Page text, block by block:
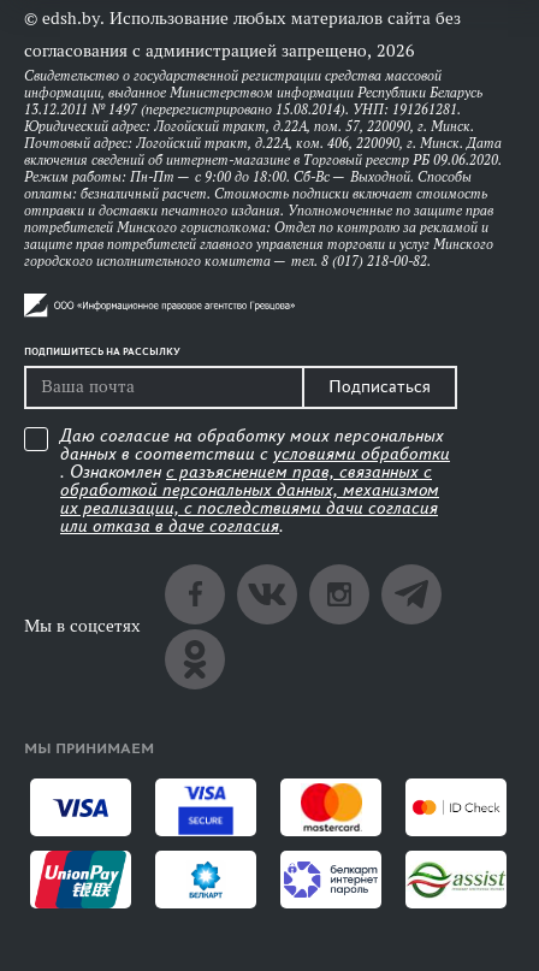
© edsh.by. Использование любых материалов сайта без
согласования с администрацией запрещено, 2026
Свидетельство о государственной регистрации средства массовой
информации, выданное Министерством информации Республики Беларусь
13.12.2011 № 1497 (перерегистрировано 15.08.2014). УНП: 191261281.
Юридический адрес: Логойский тракт, д.22А, пом. 57, 220090, г. Минск.
Почтовый адрес: Логойский тракт, д.22А, ком. 406, 220090, г. Минск. Дата
включения сведений об интернет-магазине в Торговый реестр РБ 09.06.2020.
Режим работы: Пн-Пт — с 9:00 до 18:00. Сб-Вс — Выходной. Способы
оплаты: безналичный расчет. Стоимость подписки включает стоимость
отправки и доставки печатного издания. Уполномоченные по защите прав
потребителей Минского горисполкома: Отдел по контролю за рекламой и
защите прав потребителей главного управления торговли и услуг Минского
городского исполнительного комитета — тел. 8 (017) 218-00-82.
ПОДПИШИТЕСЬ НА РАССЫЛКУ
Подписаться
Даю согласие на обработку моих персональных
данных в соответствии с условиями обработки
. Ознакомлен с разъяснением прав, связанных с
обработкой персональных данных, механизмом
их реализации, с последствиями дачи согласия
или отказа в даче согласия.
Мы в соцсетях
МЫ ПРИНИМАЕМ